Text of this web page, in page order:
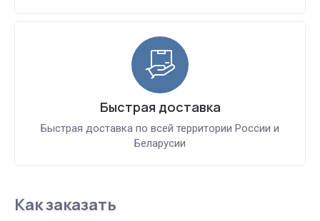
Быстрая доставка
Быстрая доставка по всей территории России и
Беларусии
Как заказать